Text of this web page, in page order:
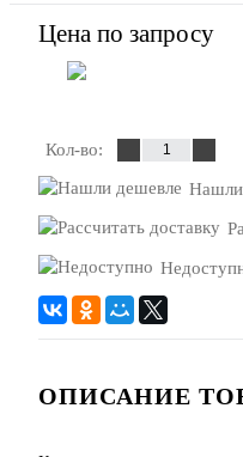
Цена по запросу
Кол-во:
Нашли
ОПИСАНИЕ